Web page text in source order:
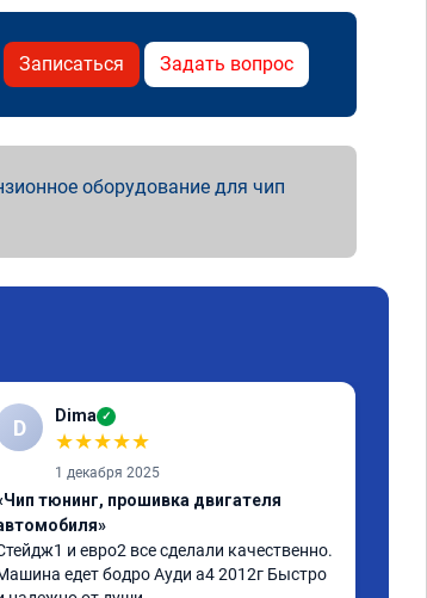
Записаться Задать вопрос
оборудование для чип
D Dima ✓
★★★★★
1 декабря 2025
тюнинг, прошивка двигателя
и евро2 все сделали качественно.
едет бодро Ауди а4 2012г Быстро